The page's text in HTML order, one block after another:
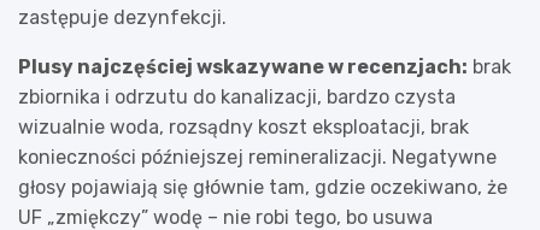
zastępuje dezynfekcji.
Plusy najczęściej wskazywane w recenzjach: brak
zbiornika i odrzutu do kanalizacji, bardzo czysta
wizualnie woda, rozsądny koszt eksploatacji, brak
konieczności późniejszej remineralizacji. Negatywne
głosy pojawiają się głównie tam, gdzie oczekiwano, że
UF „zmiękczy” wodę – nie robi tego, bo usuwa